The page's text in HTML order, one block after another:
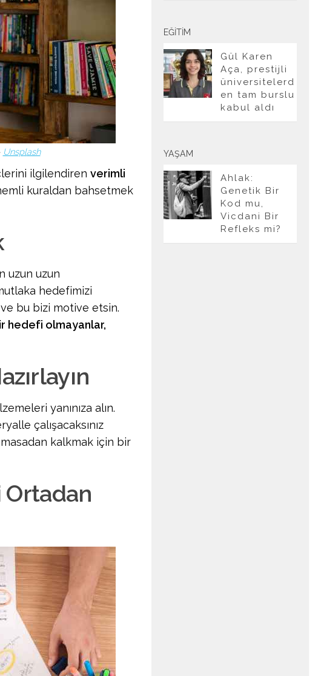
Unsplash
ilgilendiren verimli
kuraldan bahsetmek
uzun uzun
hedefimizi
ve bu bizi motive etsin.
hedefi olmayanlar,
yanınıza alın.
çalışacaksınız
kalkmak için bir
Ortadan
EĞITIM
Gül Karen
Aça, prestijli
üniversitelerd
en tam burslu
kabul aldı
YAŞAM
Ahlak:
Genetik Bir
Kod mu,
Vicdani Bir
Refleks mi?